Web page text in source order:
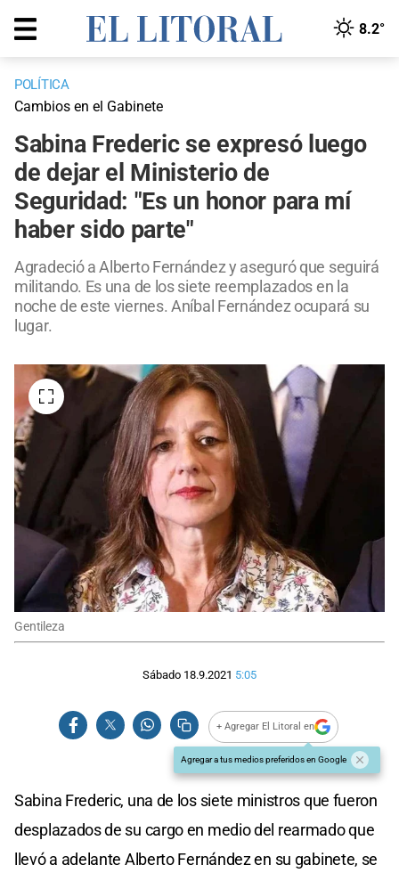
8.2°
POLÍTICA
Cambios en el Gabinete
Sabina Frederic se expresó luego
de dejar el Ministerio de
Seguridad: "Es un honor para mí
haber sido parte"
Agradeció a Alberto Fernández y aseguró que seguirá
militando. Es una de los siete reemplazados en la
noche de este viernes. Aníbal Fernández ocupará su
lugar.
Gentileza
Sábado 18.9.2021 5:05
+ Agregar El Litoral en
Agregar a tus medios preferidos en Google
Sabina Frederic, una de los siete ministros que fueron
desplazados de su cargo en medio del rearmado que
llevó a adelante Alberto Fernández en su gabinete, se